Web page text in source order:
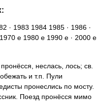
· 1983 1984 1985 · 1986 ·
е 1980 е 1990 е · 2000 е
неслась, лось; св.
и т.п. Пули
пронеслись по мосту.
Поезд пронёсся мимо